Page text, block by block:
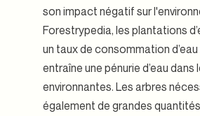
son impact négatif sur
Forestrypedia, les plantations
un taux de consommation d’eau
entraîne une pénurie d’eau dans
environnantes. Les arbres
également de grandes quantités